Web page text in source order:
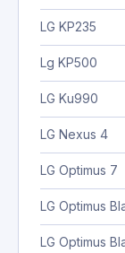
LG KP235
Lg KP500
LG Ku990
LG Nexus 4
LG Optimus 7
LG Optimus
LG Optimus